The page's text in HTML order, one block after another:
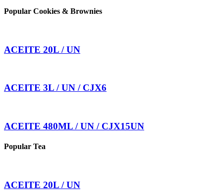
Popular Cookies & Brownies
ACEITE 20L / UN
ACEITE 3L / UN / CJX6
ACEITE 480ML / UN / CJX15UN
Popular Tea
ACEITE 20L / UN